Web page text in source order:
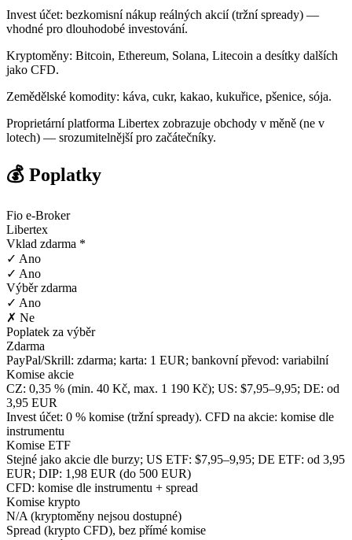
Invest účet: bezkomisní nákup reálných akcií (tržní spready) —
vhodné pro dlouhodobé investování.
Kryptoměny: Bitcoin, Ethereum, Solana, Litecoin a desítky dalších
jako CFD.
Zemědělské komodity: káva, cukr, kakao, kukuřice, pšenice, sója.
Proprietární platforma Libertex zobrazuje obchody v měně (ne v
lotech) — srozumitelnější pro začátečníky.
💰 Poplatky
Fio e-Broker
Libertex
Vklad zdarma *
✓ Ano
✓ Ano
Výběr zdarma
✓ Ano
✗ Ne
Poplatek za výběr
Zdarma
PayPal/Skrill: zdarma; karta: 1 EUR; bankovní převod: variabilní
Komise akcie
CZ: 0,35 % (min. 40 Kč, max. 1 190 Kč); US: $7,95–9,95; DE: od
3,95 EUR
Invest účet: 0 % komise (tržní spready). CFD na akcie: komise dle
instrumentu
Komise ETF
Stejné jako akcie dle burzy; US ETF: $7,95–9,95; DE ETF: od 3,95
EUR; DIP: 1,98 EUR (do 500 EUR)
CFD: komise dle instrumentu + spread
Komise krypto
N/A (kryptoměny nejsou dostupné)
Spread (krypto CFD), bez přímé komise